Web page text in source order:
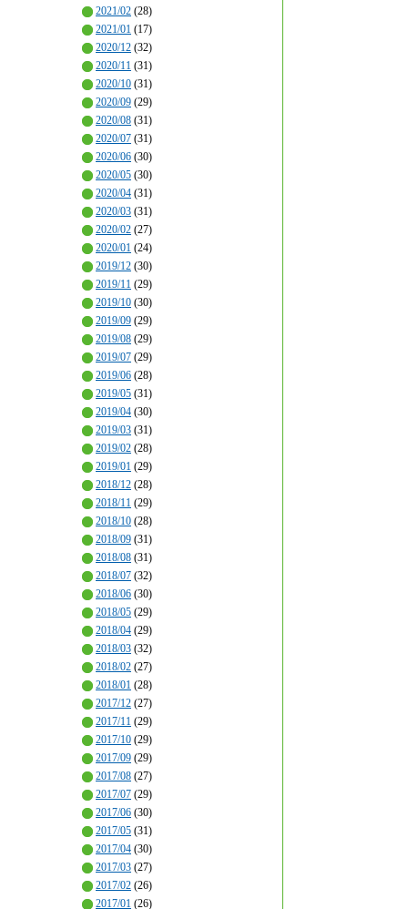
2021/02 (28)
2021/01 (17)
2020/12 (32)
2020/11 (31)
2020/10 (31)
2020/09 (29)
2020/08 (31)
2020/07 (31)
2020/06 (30)
2020/05 (30)
2020/04 (31)
2020/03 (31)
2020/02 (27)
2020/01 (24)
2019/12 (30)
2019/11 (29)
2019/10 (30)
2019/09 (29)
2019/08 (29)
2019/07 (29)
2019/06 (28)
2019/05 (31)
2019/04 (30)
2019/03 (31)
2019/02 (28)
2019/01 (29)
2018/12 (28)
2018/11 (29)
2018/10 (28)
2018/09 (31)
2018/08 (31)
2018/07 (32)
2018/06 (30)
2018/05 (29)
2018/04 (29)
2018/03 (32)
2018/02 (27)
2018/01 (28)
2017/12 (27)
2017/11 (29)
2017/10 (29)
2017/09 (29)
2017/08 (27)
2017/07 (29)
2017/06 (30)
2017/05 (31)
2017/04 (30)
2017/03 (27)
2017/02 (26)
2017/01 (26)